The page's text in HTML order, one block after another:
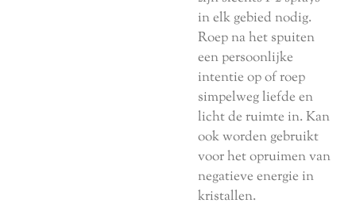
in elk gebied nodig.
Roep na het spuiten
een persoonlijke
intentie op of roep
simpelweg liefde en
licht de ruimte in. Kan
ook worden gebruikt
voor het opruimen van
negatieve energie in
kristallen.